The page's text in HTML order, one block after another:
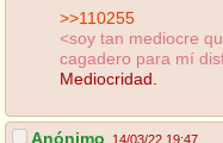
>>110255
<soy tan mediocre
cagadero para mí
Mediocridad.
Anónimo 14/03/22 19:47